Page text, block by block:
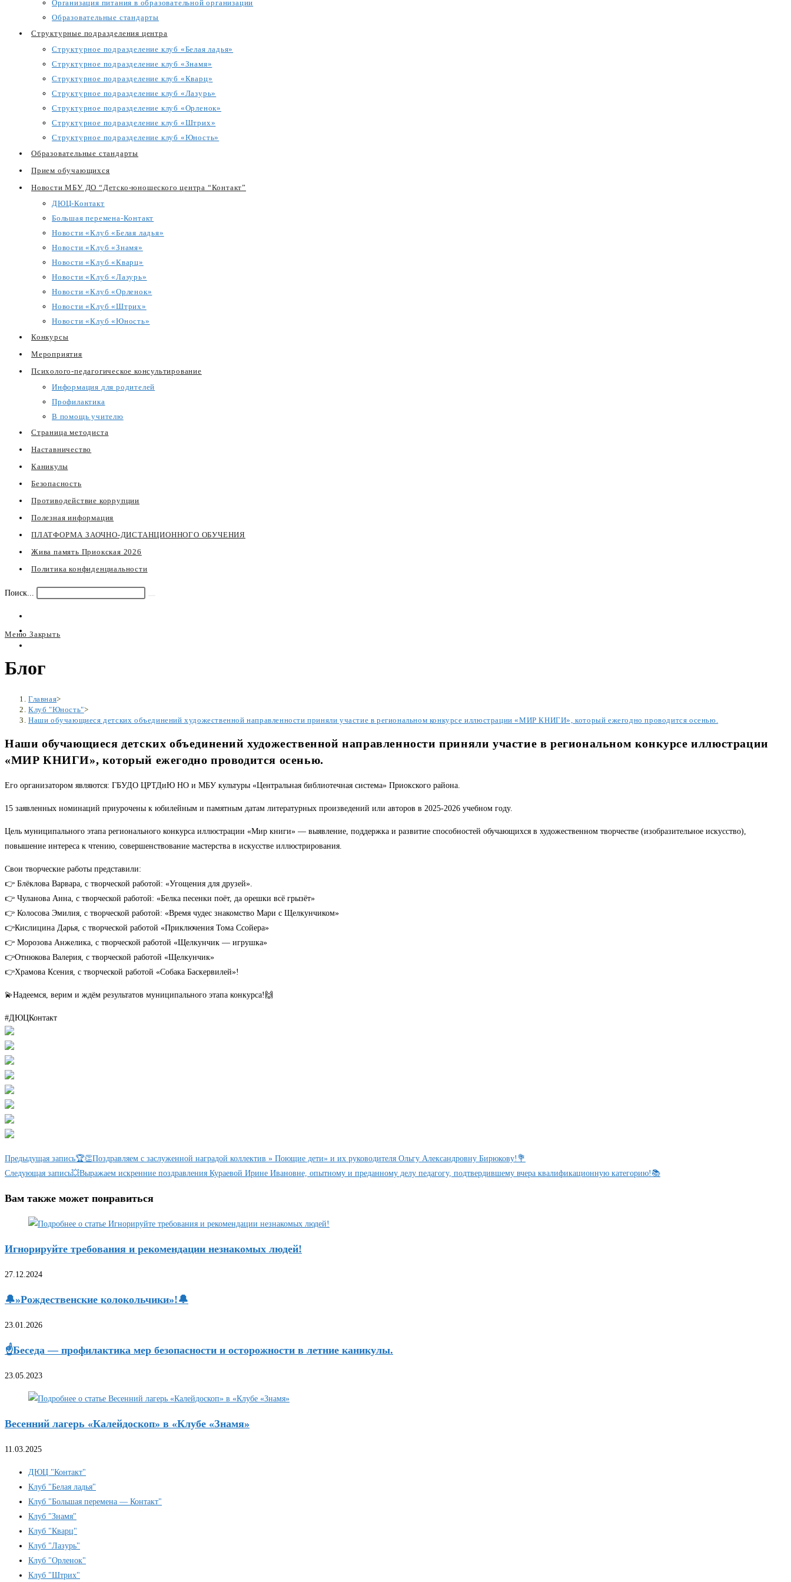
Организация питания в образовательной организации
Образовательные стандарты
Структурные подразделения центра
Структурное подразделение клуб «Белая ладья»
Структурное подразделение клуб «Знамя»
Структурное подразделение клуб «Кварц»
Структурное подразделение клуб «Лазурь»
Структурное подразделение клуб «Орленок»
Структурное подразделение клуб «Штрих»
Структурное подразделение клуб «Юность»
Образовательные стандарты
Прием обучающихся
Новости МБУ ДО “Детско-юношеского центра “Контакт”
ДЮЦ-Контакт
Большая перемена-Контакт
Новости «Клуб «Белая ладья»
Новости «Клуб «Знамя»
Новости «Клуб «Кварц»
Новости «Клуб «Лазурь»
Новости «Клуб «Орленок»
Новости «Клуб «Штрих»
Новости «Клуб «Юность»
Конкурсы
Мероприятия
Психолого-педагогическое консультирование
Информация для родителей
Профилактика
В помощь учителю
Страница методиста
Наставничество
Каникулы
Безопасность
Противодействие коррупции
Полезная информация
ПЛАТФОРМА ЗАОЧНО-ДИСТАНЦИОННОГО ОБУЧЕНИЯ
Жива память Приокская 2026
Политика конфиденциальности
Поиск...
Меню Закрыть
Переключите
кнопку,
свернуть
меню
Блог
Главная>
Клуб "Юность">
Наши обучающиеся детских объединений художественной направленности приняли участие в региональном конкурсе иллюстрации «МИР КНИГИ», который ежегодно проводится осенью.
Наши обучающиеся детских объединений художественной направленности приняли участие в региональном конкурсе иллюстрации
«МИР КНИГИ», который ежегодно проводится осенью.
Его организатором являются: ГБУДО ЦРТДиЮ НО и МБУ культуры «Центральная библиотечная система» Приокского района.
15 заявленных номинаций приурочены к юбилейным и памятным датам литературных произведений или авторов в 2025-2026 учебном году.
Цель муниципального этапа регионального конкурса иллюстрации «Мир книги» — выявление, поддержка и развитие способностей обучающихся в художественном творчестве (изобразительное искусство),
повышение интереса к чтению, совершенствование мастерства в искусстве иллюстрирования.
Свои творческие работы представили:
👉 Блёклова Варвара, с творческой работой: «Угощения для друзей».
👉 Чуланова Анна, с творческой работой: «Белка песенки поёт, да орешки всё грызёт»
👉 Колосова Эмилия, с творческой работой: «Время чудес знакомство Мари с Щелкунчиком»
👉Кислицина Дарья, с творческой работой «Приключения Тома Ссойера»
👉 Морозова Анжелика, с творческой работой «Щелкунчик — игрушка»
👉Отнюкова Валерия, с творческой работой «Щелкунчик»
👉Храмова Ксения, с творческой работой «Собака Баскервилей»!
💫Надеемся, верим и ждём результатов муниципального этапа конкурса!🙌
#ДЮЦКонтакт
Еще
статьи
Предыдущая запись🏆👏Поздравляем с заслуженной наградой коллектив » Поющие дети» и их руководителя Ольгу Александровну Бирюкову!💐
Следующая запись💥Выражаем искренние поздравления Кураевой Ирине Ивановне, опытному и преданному делу педагогу, подтвердившему вчера квалификационную категорию!📚
Вам также может понравиться
Игнорируйте требования и рекомендации незнакомых людей!
27.12.2024
🔔»Рождественские колокольчики»!🔔
23.01.2026
☝️Беседа — профилактика мер безопасности и осторожности в летние каникулы.
23.05.2023
Весенний лагерь «Калейдоскоп» в «Клубе «Знамя»
11.03.2025
ДЮЦ "Контакт"
Клуб "Белая ладья"
Клуб "Большая перемена — Контакт"
Клуб "Знамя"
Клуб "Кварц"
Клуб "Лазурь"
Клуб "Орленок"
Клуб "Штрих"